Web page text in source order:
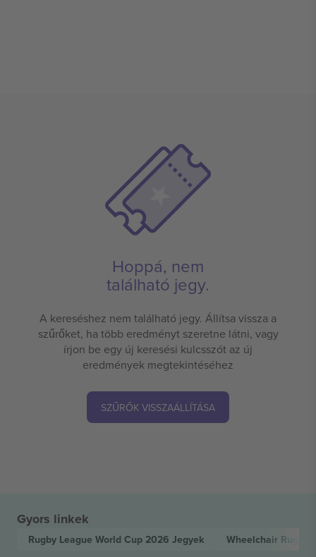
Hoppá, nem
található jegy.
A kereséshez nem található jegy. Állítsa vissza a
szűrőket, ha több eredményt szeretne látni, vagy
írjon be egy új keresési kulcsszót az új
eredmények megtekintéséhez
SZŰRŐK VISSZAÁLLÍTÁSA
Gyors linkek
Rugby League World Cup 2026 Jegyek Wheelchair Rugby